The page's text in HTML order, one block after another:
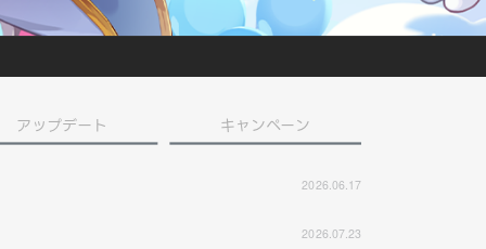
アップデート キャンペーン
2026.06.17
2026.07.23